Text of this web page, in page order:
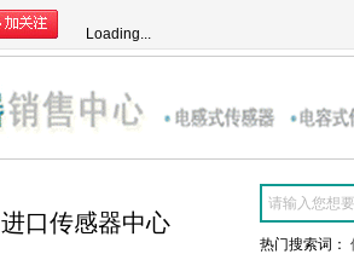
Loading...
进口传感器中心
热门搜索词：